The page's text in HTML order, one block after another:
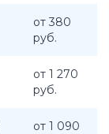
от 380
руб.
от 1 270
руб.
от 1 090